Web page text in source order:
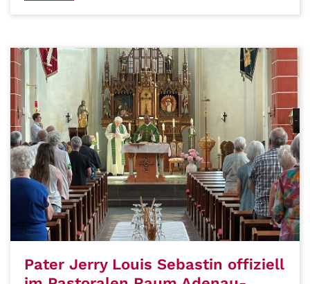
Pater Jerry Louis Sebastin offiziell